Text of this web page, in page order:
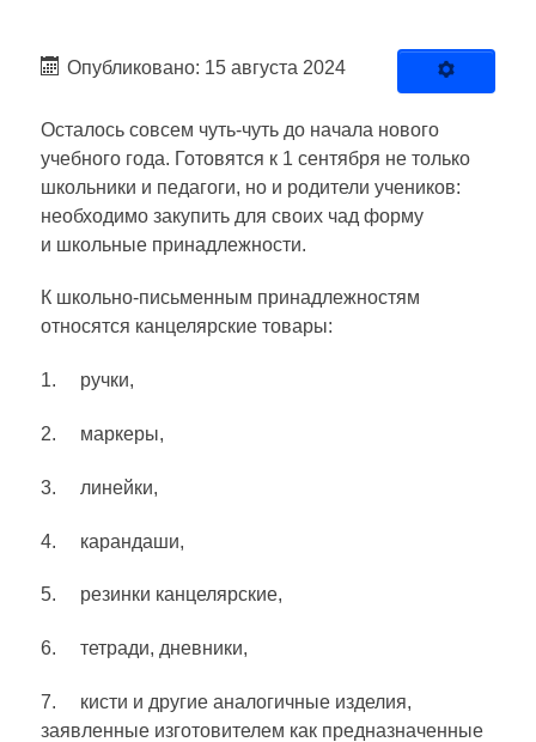
Опубликовано: 15 августа 2024
Осталось совсем чуть-чуть до начала нового
учебного года. Готовятся к 1 сентября не только
школьники и педагоги, но и родители учеников:
необходимо закупить для своих чад форму
и школьные принадлежности.
К школьно-письменным принадлежностям
относятся канцелярские товары:
1. ручки,
2. маркеры,
3. линейки,
4. карандаши,
5. резинки канцелярские,
6. тетради, дневники,
7. кисти и другие аналогичные изделия,
заявленные изготовителем как предназначенные